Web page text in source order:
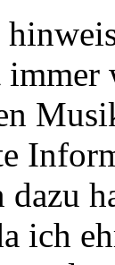
dazu
ich